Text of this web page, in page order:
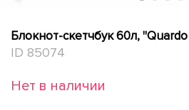
Блокнот-скетчбук 60л,
ID 85074
Нет в наличии